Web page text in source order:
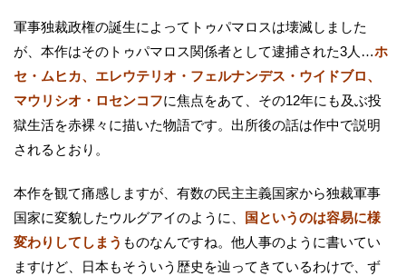
軍事独裁政権の誕生によってトゥパマロスは壊滅しました
が、本作はそのトゥパマロス関係者として逮捕された3人…ホ
セ・ムヒカ、エレウテリオ・フェルナンデス・ウイドブロ、
マウリシオ・ロセンコフに焦点をあて、その12年にも及ぶ投
獄生活を赤裸々に描いた物語です。出所後の話は作中で説明
されるとおり。
本作を観て痛感しますが、有数の民主主義国家から独裁軍事
国家に変貌したウルグアイのように、
国というのは容易に様
変わりしてしまう ものなんですね。他人事のように書いてい
ますけど、日本もそういう歴史を辿ってきているわけで、ず